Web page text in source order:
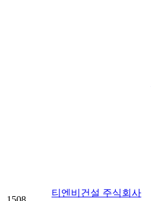
티엔비건설 주식회사